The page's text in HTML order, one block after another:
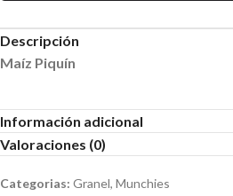
Descripción
Maíz Piquín
Información adicional
Valoraciones (0)
Categorias: Granel, Munchies